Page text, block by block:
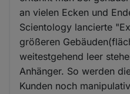
an vielen Ecken und
Scientology lancierte
größeren
weitestgehend leer
Anhänger. So werden
Kunden noch